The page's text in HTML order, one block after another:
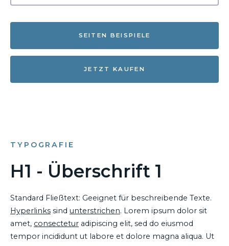
SEITEN BEISPIELE
JETZT KAUFEN
TYPOGRAFIE
H1 - Überschrift 1
Standard Fließtext: Geeignet für beschreibende Texte.
Hyperlinks sind unterstrichen. Lorem ipsum dolor sit
amet, consectetur adipiscing elit, sed do eiusmod
tempor incididunt ut labore et dolore magna aliqua. Ut